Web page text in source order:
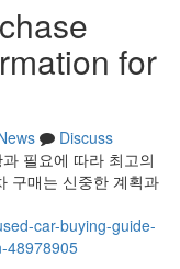
for
Discuss
필요에 따라 최고의
구매는 신중한 계획과
car-buying-guide-
48978905